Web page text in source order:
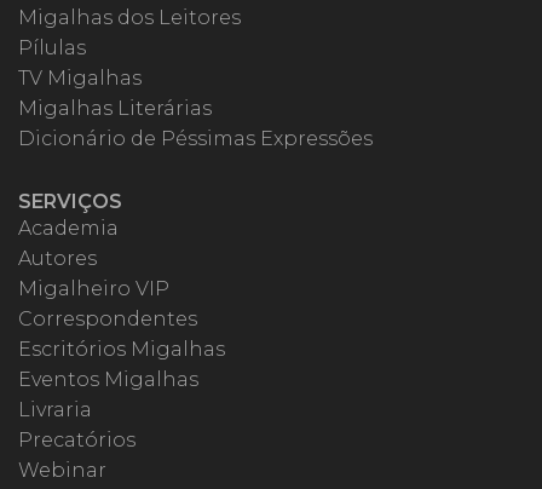
Migalhas dos Leitores
Pílulas
TV Migalhas
Migalhas Literárias
Dicionário de Péssimas Expressões
SERVIÇOS
Academia
Autores
Migalheiro VIP
Correspondentes
Escritórios Migalhas
Eventos Migalhas
Livraria
Precatórios
Webinar